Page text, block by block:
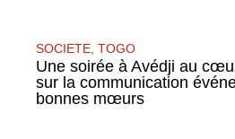
SOCIETE TOGO
Une soirée à Avédji au
sur la communication
bonnes mœurs